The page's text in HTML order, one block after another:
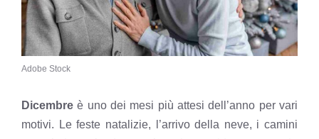
Adobe Stock
Dicembre è uno dei mesi più attesi dell’anno per vari
motivi. Le feste natalizie, l’arrivo della neve, i camini